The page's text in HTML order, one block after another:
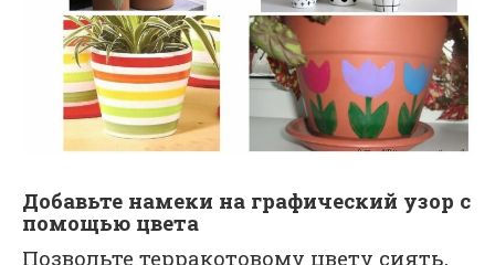
Добавьте намеки на графический узор с
помощью цвета
Позвольте терракотовому цвету сиять,